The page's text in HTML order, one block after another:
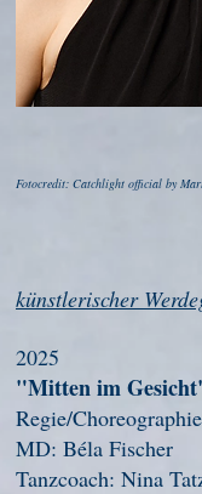
Fotocredit: Catchlight official by
künstlerischer
2025
"Mitten im
Regie/
MD: Béla Fischer
Tanzcoach: Nina